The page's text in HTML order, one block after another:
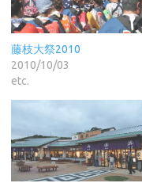
藤枝大祭2010
2010/10/03
etc.